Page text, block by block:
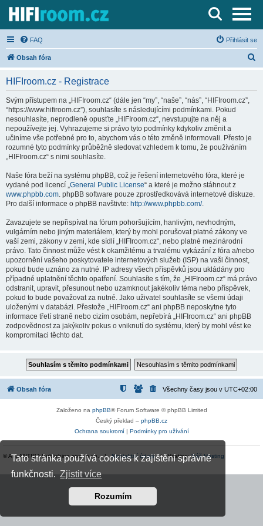
Tato stránka používá cookies k zajištění správné
funkčnosti. Zjistit více
Rozumím
Server o Hi-Fi a AV technice
FAQ Přihlásit se
Obsah fóra
HIFIroom.cz - Registrace
Svým přístupem na „HIFIroom.cz“ (dále jen “my”, “naše”, “nás”, “HIFIroom.cz”,
“https://www.hifiroom.cz”), souhlasíte s následujícími podmínkami. Pokud
nesouhlasíte, neprodleně opusťte „HIFIroom.cz“, nevstupujte na něj a
nepoužívejte jej. Vyhrazujeme si právo tyto podmínky kdykoliv změnit a
učiníme vše potřebné pro to, abychom vás o této změně informovali. Přesto je
rozumné tyto podmínky průběžně sledovat vzhledem k tomu, že používáním
„HIFIroom.cz“ s nimi souhlasíte.
Naše fóra beží na systému phpBB, což je řešení internetového fóra, které je
vydané pod licencí „General Public License“ a které je možno stáhnout z
www.phpbb.com. phpBB software pouze zprostředkovává internetové diskuze.
Pro další informace o phpBB navštivte: http://www.phpbb.com/.
Zavazujete se nepřispívat na fórum pohoršujícím, hanlivým, nevhodným,
vulgárním nebo jiným materiálem, který by mohl porušovat platné zákony ve
vaší zemi, zákony v zemi, kde sídlí „HIFIroom.cz“, nebo platné mezinárodní
právo. Tato činnost může vést k okamžitému a trvalému vykázání z fóra a/nebo
upozornění vašeho poskytovatele internetových služeb (ISP) na vaši činnost,
pokud bude uznáno za nutné. IP adresy všech příspěvků jsou ukládány pro
případné uplatnění těchto opatření. Souhlasíte s tím, že „HIFIroom.cz“ má právo
odstranit, upravit, přesunout nebo uzamknout jakékoliv téma nebo příspěvek,
pokud to bude považovat za nutné. Jako uživatel souhlasíte se všemi údaji
uloženými v databázi. Přestože „HIFIroom.cz“ ani phpBB neposkytne tyto
informace třetí straně nebo cizím osobám, nepřebírá „HIFIroom.cz“ ani phpBB
zodpovědnost za jakýkoliv pokus o vniknutí do systému, který by mohl vést ke
kompromitaci těchto dat.
Obsah fóra Všechny časy jsou v UTC+02:00
Založeno na phpBB® Forum Software © phpBB Limited
Český překlad – phpBB.cz
Ochrana soukromí| Podmínky pro užívání
© ATLANTIDA Publishing spol. s r.o. |Kontaktní údaje| Hosting:Váš Hosting